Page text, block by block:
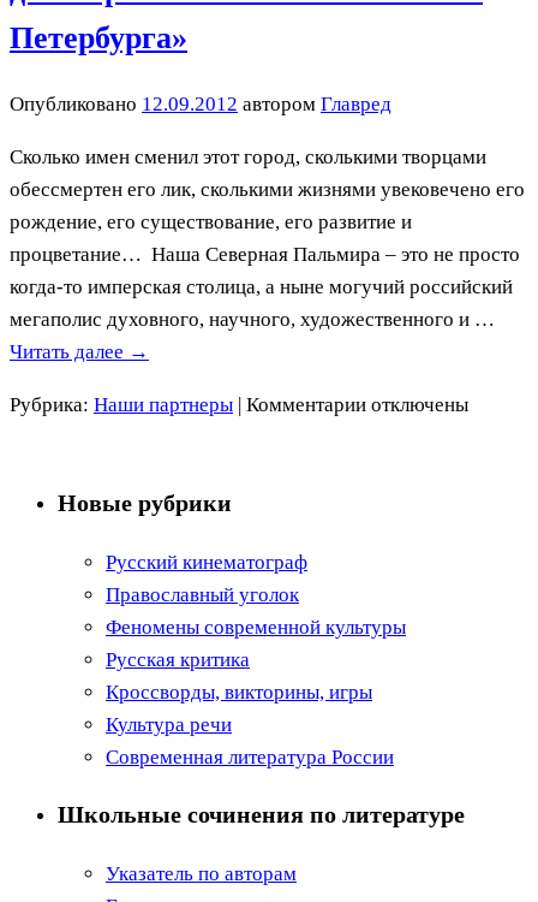
Петербурга»
Опубликовано 12.09.2012 автором Главред
Сколько имен сменил этот город, сколькими творцами
обессмертен его лик, сколькими жизнями увековечено его
рождение, его существование, его развитие и
процветание… Наша Северная Пальмира – это не просто
когда-то имперская столица, а ныне могучий российский
мегаполис духовного, научного, художественного и …
Читать далее →
Рубрика: Наши партнеры | Комментариик
Петербурга»
отключены
Новые рубрики
Русский кинематограф
Православный уголок
Феномены современной культуры
Русская критика
Кроссворды, викторины, игры
Культура речи
Современная литература России
Школьные сочинения по литературе
Указатель по авторам